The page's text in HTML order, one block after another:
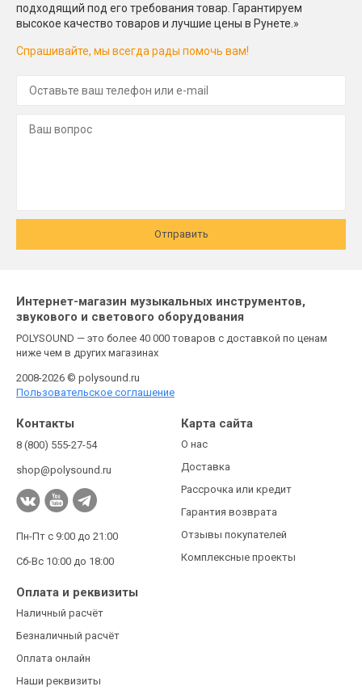
подходящий под его требования товар. Гарантируем
высокое качество товаров и лучшие цены в Рунете.»
Спрашивайте, мы всегда рады помочь вам!
Отправить
Интернет-магазин музыкальных инструментов,
звукового и светового оборудования
POLYSOUND — это более 40 000 товаров с доставкой по ценам
ниже чем в других магазинах
2008-2026 © polysound.ru
Пользовательское соглашение
Контакты
8 (800) 555-27-54
shop@polysound.ru
Пн-Пт с 9:00 до 21:00
Сб-Вс 10:00 до 18:00
Карта сайта
О нас
Доставка
Рассрочка или кредит
Гарантия возврата
Отзывы покупателей
Комплексные проекты
Оплата и реквизиты
Наличный расчёт
Безналичный расчёт
Оплата онлайн
Наши реквизиты